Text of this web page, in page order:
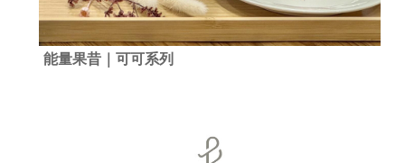
能量果昔｜可可系列